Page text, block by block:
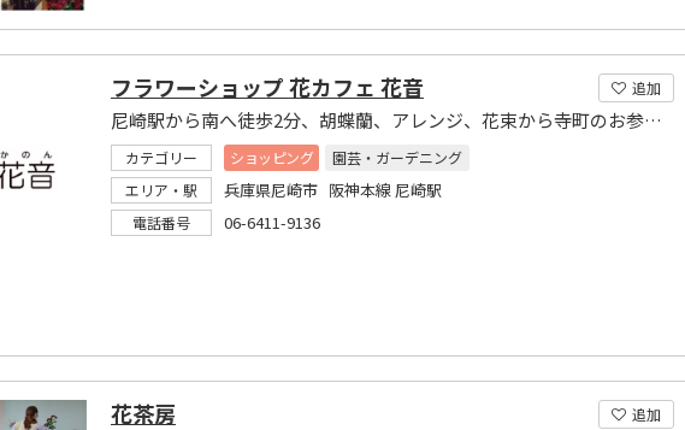
追加
フラワーショップ 花カフェ 花音
尼崎駅から南へ徒歩2分、胡蝶蘭、アレンジ、花束から寺町のお参りや法要のお花まで
カテゴリー ショッピング
園芸・ガーデニング
エリア・駅
兵庫県尼崎市 阪神本線 尼崎駅
電話番号 06-6411-9136
追加
花茶房